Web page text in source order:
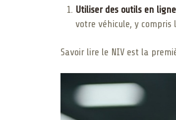
Utiliser des outils en
votre véhicule, y
Savoir lire le NIV est la